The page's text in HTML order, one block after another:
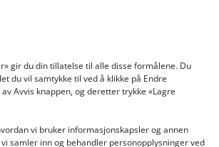
gir du din tillatelse til alle disse formålene. Du
du vil samtykke til ved å klikke på Endre
Avvis knappen, og deretter trykke «Lagre
vi bruker informasjonskapsler og annen
samler inn og behandler personopplysninger ved
INFORMASJON